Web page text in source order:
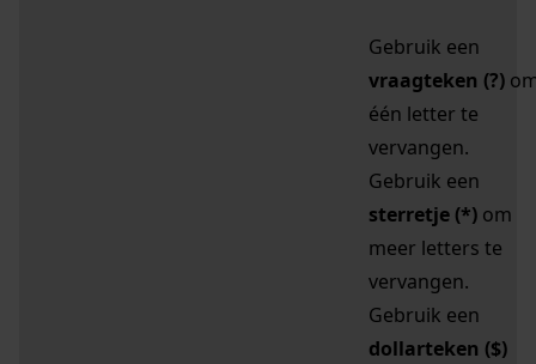
Gebruik een
vraagteken (?)
één letter te
vervangen.
Gebruik een
sterretje (*) om
meer letters te
vervangen.
Gebruik een
dollarteken ($)